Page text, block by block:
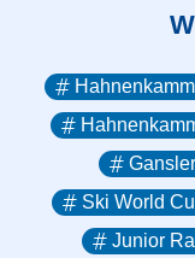
Ski World
Junior